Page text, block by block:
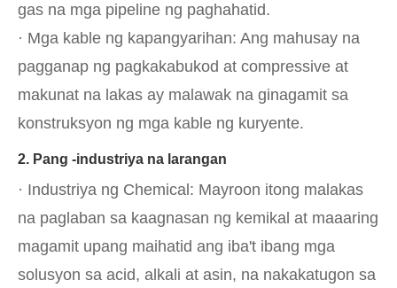
gas na mga pipeline ng paghahatid.
· Mga kable ng kapangyarihan: Ang mahusay na
pagganap ng pagkakabukod at compressive at
makunat na lakas ay malawak na ginagamit sa
konstruksyon ng mga kable ng kuryente.
2. Pang -industriya na larangan
· Industriya ng Chemical: Mayroon itong malakas
na paglaban sa kaagnasan ng kemikal at maaaring
magamit upang maihatid ang iba't ibang mga
solusyon sa acid, alkali at asin, na nakakatugon sa